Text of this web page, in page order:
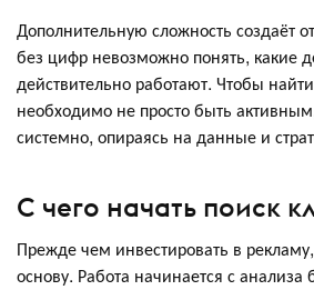
Дополнительную сложность создаёт
без цифр невозможно понять, какие
действительно работают. Чтобы
необходимо не просто быть
системно, опираясь на данные и
С чего начать поиск
Прежде чем инвестировать в
основу. Работа начинается с анализа